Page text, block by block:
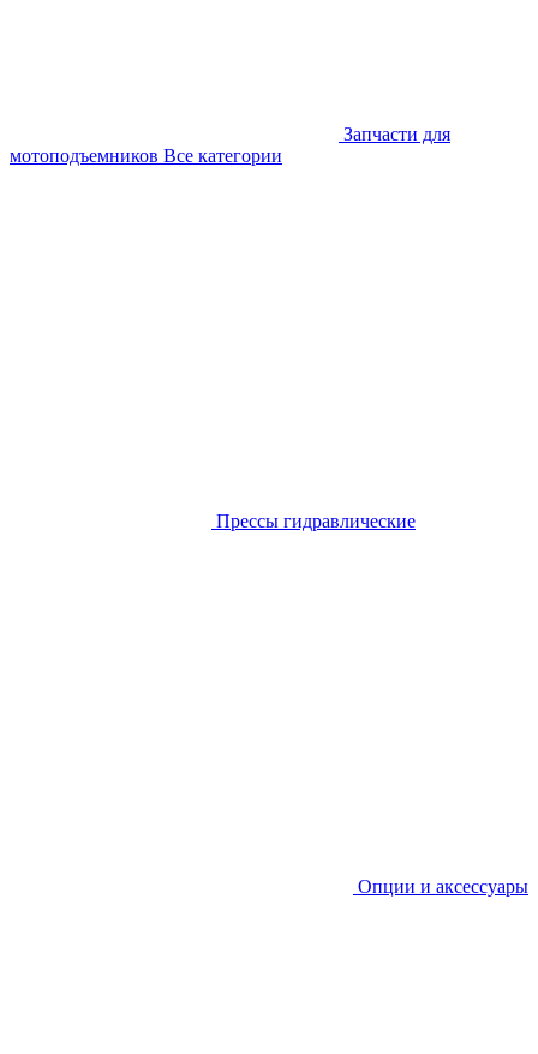
Запчасти для
мотоподъемников Все категории
Прессы гидравлические
Опции и аксессуары